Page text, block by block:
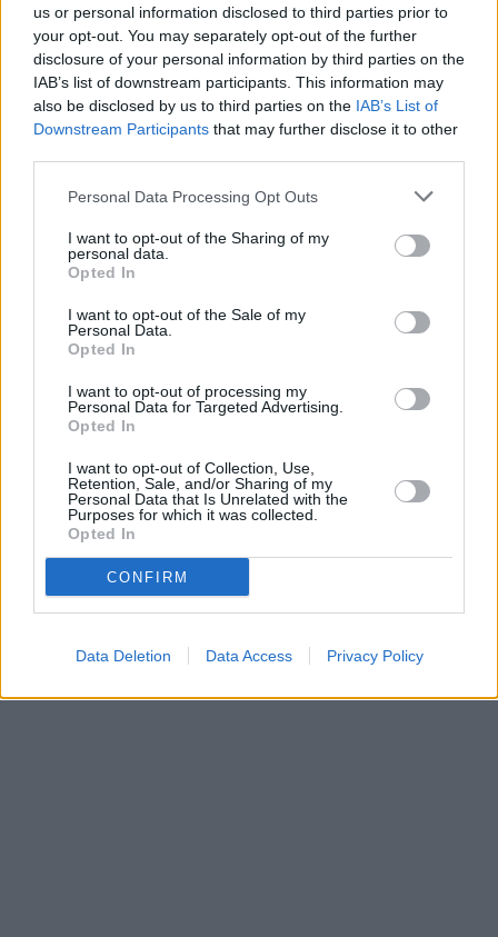
us or personal information disclosed to third parties prior to
your opt-out. You may separately opt-out of the further
disclosure of your personal information by third parties on the
IAB’s list of downstream participants. This information may
also be disclosed by us to third parties on the IAB’s List of
Downstream Participants that may further disclose it to other
Personal Data Processing Opt Outs
I want to opt-out of the Sharing of my
personal data.
Opted In
I want to opt-out of the Sale of my
Personal Data.
Opted In
I want to opt-out of processing my
Personal Data for Targeted Advertising.
Opted In
I want to opt-out of Collection, Use,
Retention, Sale, and/or Sharing of my
Personal Data that Is Unrelated with the
Purposes for which it was collected.
Opted In
CONFIRM
Data Deletion Data Access Privacy Policy
06.08.2026 -Bosch Powertrain s.r.o. Jihlava • CNC operátor• mzda
Kč • náborový bonus 50.000 Kč • příspěvek na ubytování (Jihlava,
Jihlava)
06.08.2026 -Bosch Powertrain s.r.o. • montážní dělník • mzda 44.700
týdenní zálohy na mzdu 2.000 Kč (Jihlava, okres Jihlava)
06.08.2026 -Bosch Powertrain s.r.o. Jihlava • práce ve skladu • mzda
48.400 Kč • náborový bonus 50.000 Kč • ubytování (Jihlava, okres
Prima sport - co nabídne v prvním
vysílacím týdnu
Kdy a kde bude Prima sport k
Parabola.cz- web o satelitní, terestrické a kabelové televizi, ©
O webu parabola.cz
Dovolená u moře